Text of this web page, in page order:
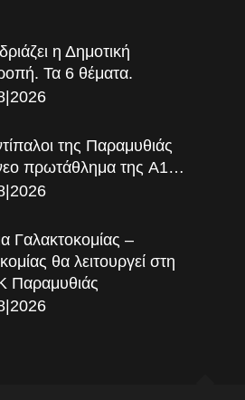
η Δημοτική
Τα 6 θέματα.
της Παραμυθιάς
πρωτάθλημα της A1…
Γαλακτοκομίας –
θα λειτουργεί στη
Παραμυθιάς